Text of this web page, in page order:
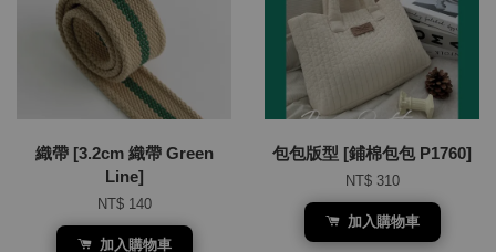
織帶 [3.2cm 織帶 Green
Line]
NT$ 140
加入購物車
包包版型 [鋪棉包包 P1760]
NT$ 310
加入購物車